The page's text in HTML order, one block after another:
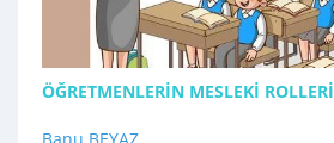
ÖĞRETMENLERİN MESLEKİ ROLLERİ